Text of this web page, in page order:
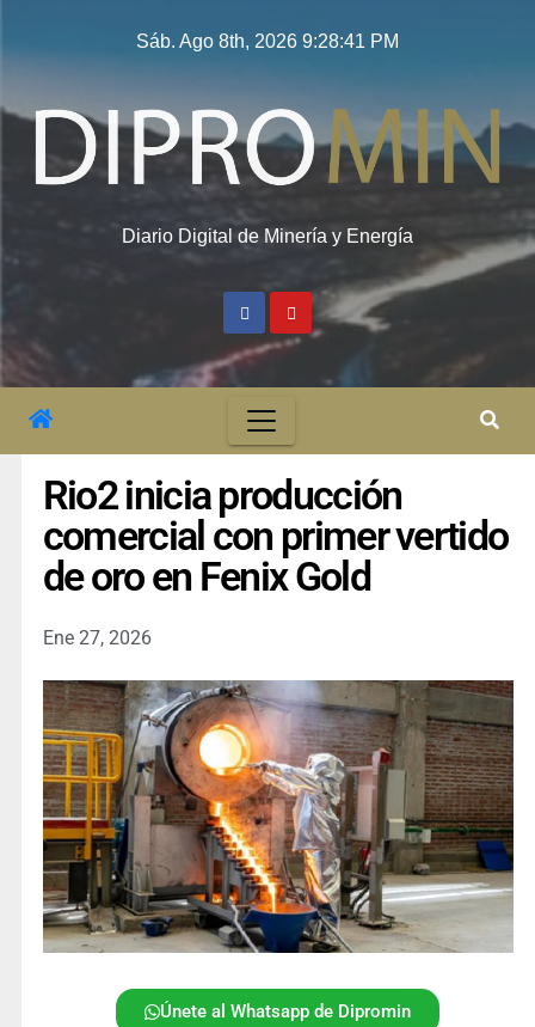
Sáb. Ago 8th, 2026 9:28:42 PM
Diario Digital de Minería y Energía
Rio2 inicia producción
comercial con primer vertido
de oro en Fenix Gold
Ene 27, 2026
Únete al Whatsapp de Dipromin